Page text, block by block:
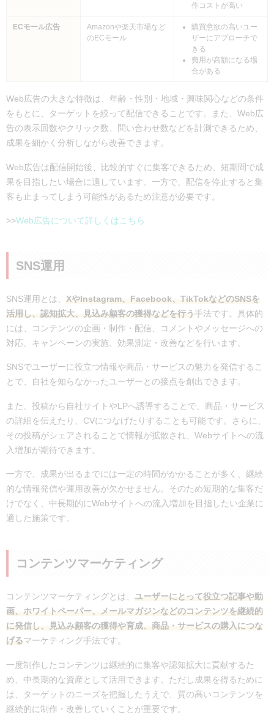
作コストが高い
ECモール広告
Amazonや楽天市場など
のECモール
購買意欲の高いユー
ザーにアプローチで
きる
費用が高額になる場
合がある
Web広告の大きな特徴は、年齢・性別・地域・興味関心などの条件
をもとに、ターゲットを絞って配信できることです。また、Web広
告の表示回数やクリック数、問い合わせ数などを計測できるため、
成果を細かく分析しながら改善できます。
Web広告は配信開始後、比較的すぐに集客できるため、短期間で成
果を目指したい場合に適しています。一方で、配信を停止すると集
客も止まってしまう可能性があるため注意が必要です。
>>Web広告について詳しくはこちら
SNS運用
SNS運用とは、 XやInstagram、Facebook、TikTokなどのSNSを
活用し、認知拡大、見込み顧客の獲得などを行う手法です。具体的
には、コンテンツの企画・制作・配信、コメントやメッセージへの
対応、キャンペーンの実施、効果測定・改善などを行います。
SNSでユーザーに役立つ情報や商品・サービスの魅力を発信するこ
とで、自社を知らなかったユーザーとの接点を創出できます。
また、投稿から自社サイトやLPへ誘導することで、商品・サービス
の詳細を伝えたり、CVにつなげたりすることも可能です。さらに、
その投稿がシェアされることで情報が拡散され、Webサイトへの流
入増加が期待できます。
一方で、成果が出るまでには一定の時間がかかることが多く、継続
的な情報発信や運用改善が欠かせません。そのため短期的な集客だ
けでなく、中長期的にWebサイトへの流入増加を目指したい企業に
適した施策です。
コンテンツマーケティング
コンテンツマーケティングとは、 ユーザーにとって役立つ記事や動
画、ホワイトペーパー、メールマガジンなどのコンテンツを継続的
に発信し、見込み顧客の獲得や育成、商品・サービスの購入につな
げるマーケティング手法です。
一度制作したコンテンツは継続的に集客や認知拡大に貢献するた
め、中長期的な資産として活用できます。ただし成果を得るために
は、ターゲットのニーズを把握したうえで、質の高いコンテンツを
継続的に制作・改善していくことが重要です。